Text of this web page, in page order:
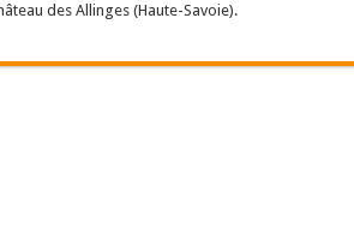
des Allinges (Haute-Savoie).